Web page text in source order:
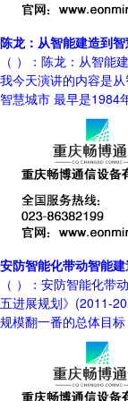
陈龙：从智能建造到
（ ）：陈龙：从智能
我今天演讲的内容是
智慧城市 最早是1984
安防智能化带动智能
（ ）：安防智能化带
五进展规划》(2011-
规模翻一番的总体目